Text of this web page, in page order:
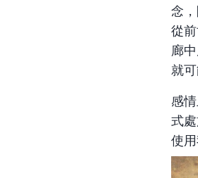
念
從
廊
就
感
式
使用